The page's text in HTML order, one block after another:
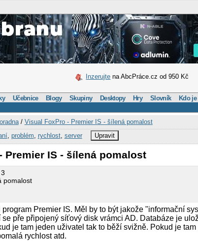
Inzerujte na AbcPráce.cz od 950 Kč
Učebnice Blogy Skupiny Desktopy Hry Slovník Kdo je
/ Visual FoxPro - Premier IS - šílená pomalost
, problém rychlost, server Upravit
Premier IS - šílená pomalost
pomalost
Premier IS. Měl by to být jakože "informační
pře připojený síťový disk vrámci AD. Databáze je
je tam jeden uživatel tak to běží svižně. Pokud je
rychlost atd.